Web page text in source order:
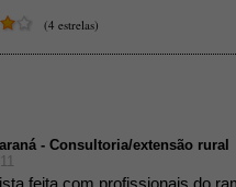
(4 estrelas)
- Consultoria/extensão rural
feita com profissionais do